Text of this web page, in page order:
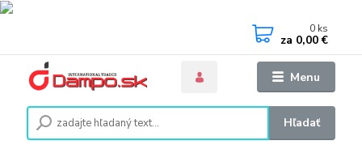
Menu
Hľadať
0 ks
za 0,00 €